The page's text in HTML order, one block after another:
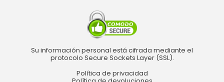
Su información personal está cifrada mediante el
protocolo Secure Sockets Layer (SSL).
Política de privacidad